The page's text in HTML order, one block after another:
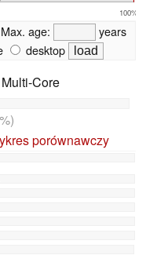
100%
Max. age:
years
desktop
Core
porównawczy